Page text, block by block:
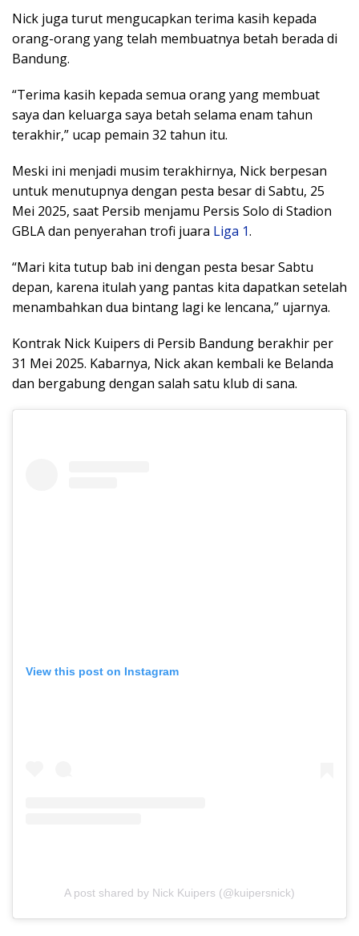
Nick juga turut mengucapkan terima kasih kepada
orang-orang yang telah membuatnya betah berada di
Bandung.
“Terima kasih kepada semua orang yang membuat
saya dan keluarga saya betah selama enam tahun
terakhir,” ucap pemain 32 tahun itu.
Meski ini menjadi musim terakhirnya, Nick berpesan
untuk menutupnya dengan pesta besar di Sabtu, 25
Mei 2025, saat Persib menjamu Persis Solo di Stadion
GBLA dan penyerahan trofi juara Liga 1.
“Mari kita tutup bab ini dengan pesta besar Sabtu
depan, karena itulah yang pantas kita dapatkan setelah
menambahkan dua bintang lagi ke lencana,” ujarnya.
Kontrak Nick Kuipers di Persib Bandung berakhir per
31 Mei 2025. Kabarnya, Nick akan kembali ke Belanda
dan bergabung dengan salah satu klub di sana.
View this post on Instagram
A post shared by Nick Kuipers (@kuipersnick)